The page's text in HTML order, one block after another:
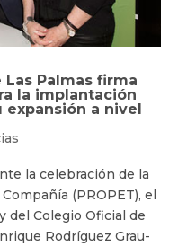
Palmas firma
la implantación
a nivel
la celebración de la
(PROPET), el
del Colegio Oficial de
Rodríguez Grau-